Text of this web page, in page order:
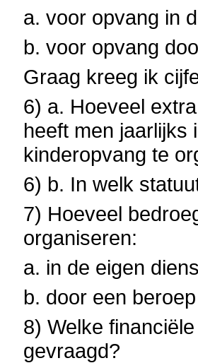
a. voor opvang in
b. voor opvang
Graag kreeg ik
6) a. Hoeveel
heeft men jaarlijks
kinderopvang te
6) b. In welk
7) Hoeveel
organiseren:
a. in de eigen
b. door een
8) Welke
gevraagd?